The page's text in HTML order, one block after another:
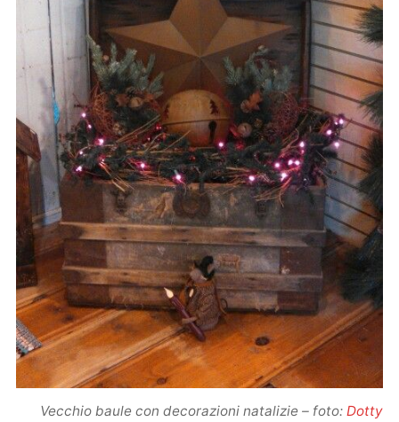
Vecchio baule con decorazioni natalizie – foto: Dotty